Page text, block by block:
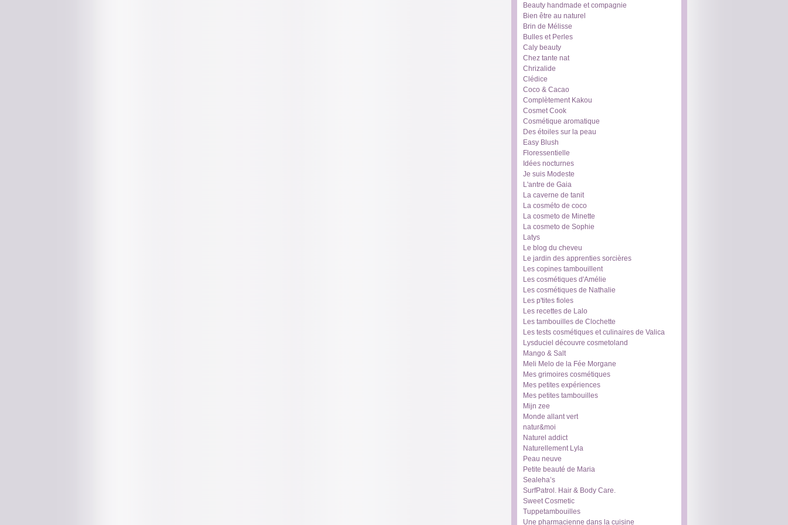
Beauty handmade et compagnie
Bien être au naturel
Brin de Mélisse
Bulles et Perles
Caly beauty
Chez tante nat
Chrizalide
Clédice
Coco & Cacao
Complètement Kakou
Cosmet Cook
Cosmétique aromatique
Des étoiles sur la peau
Easy Blush
Floressentielle
Idées nocturnes
Je suis Modeste
L'antre de Gaia
La caverne de tanit
La cosméto de coco
La cosmeto de Minette
La cosmeto de Sophie
Latys
Le blog du cheveu
Le jardin des apprenties sorcières
Les copines tambouillent
Les cosmétiques d'Amélie
Les cosmétiques de Nathalie
Les p'tites fioles
Les recettes de Lalo
Les tambouilles de Clochette
Les tests cosmétiques et culinaires de Valica
Lysduciel découvre cosmetoland
Mango & Salt
Meli Melo de la Fée Morgane
Mes grimoires cosmétiques
Mes petites expériences
Mes petites tambouilles
Mijn zee
Monde allant vert
natur&moi
Naturel addict
Naturellement Lyla
Peau neuve
Petite beauté de Maria
Sealeha’s
SurfPatrol. Hair & Body Care.
Sweet Cosmetic
Tuppetambouilles
Une pharmacienne dans la cuisine